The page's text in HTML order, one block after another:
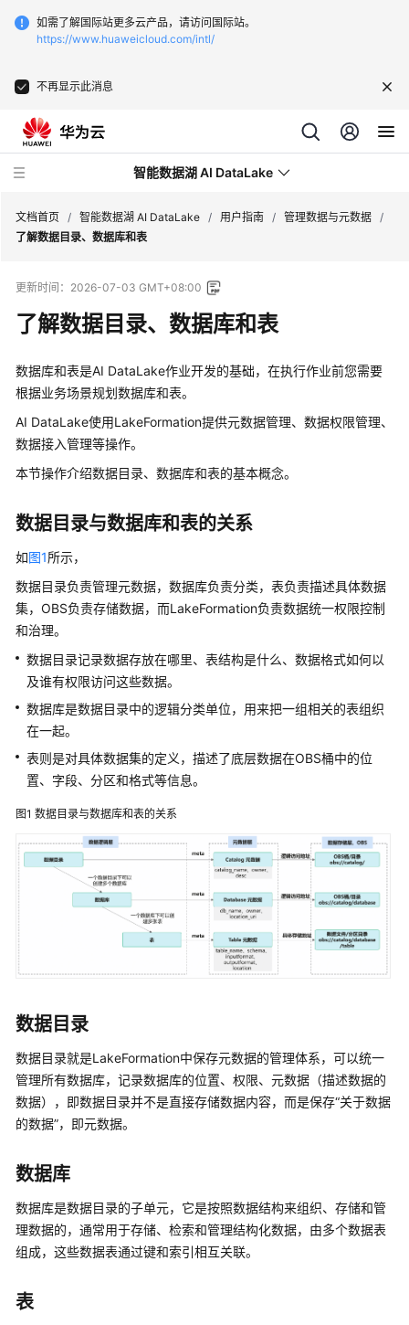
如需了解国际站更多云产品，请访问国际站。
https://www.huaweicloud.com/intl/
不再显示此消息
智能数据湖 AI DataLake
新
动
态
版
本
规
划
产
介
计
费
说
明
快
速
入
用
户
南
建
AI
DataLake
工
空
间
创
AI
DataLake
计
文档首页 / 智能数据湖 AI DataLake / 用户指南 / 管理数据与元数据 /
了解数据目录、数据库和表
更新时间： 2026-07-03 GMT+08:00
了解数据目录、数据库和表
数据库和表是AI DataLake作业开发的基础，在执行作业前您需要
根据业务场景规划数据库和表。
AI DataLake使用LakeFormation提供元数据管理、数据权限管理、
数据接入管理等操作。
本节操作介绍数据目录、数据库和表的基本概念。
数据目录与数据库和表的关系
如图1所示，
数据目录负责管理元数据，数据库负责分类，表负责描述具体数据
集，OBS负责存储数据，而LakeFormation负责数据统一权限控制
和治理。
数据目录记录数据存放在哪里、表结构是什么、数据格式如何以
及谁有权限访问这些数据。
数据库是数据目录中的逻辑分类单位，用来把一组相关的表组织
在一起。
表则是对具体数据集的定义，描述了底层数据在OBS桶中的位
置、字段、分区和格式等信息。
图1 数据目录与数据库和表的关系
数据目录
数据目录就是LakeFormation中保存元数据的管理体系，可以统一
管理所有数据库，记录数据库的位置、权限、元数据（描述数据的
数据），即数据目录并不是直接存储数据内容，而是保存“关于数据
的数据”，即元数据。
数据库
数据库是数据目录的子单元，它是按照数据结构来组织、存储和管
理数据的，通常用于存储、检索和管理结构化数据，由多个数据表
组成，这些数据表通过键和索引相互关联。
表